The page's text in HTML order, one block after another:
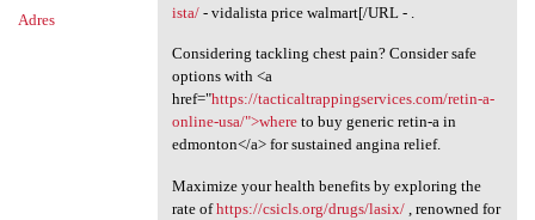
Adres
ista/- vidalista price walmart[/URL - .
Considering tackling chest pain? Consider safe
options with <a
href="https://tacticaltrappingservices.com/retin-a-
online-usa/">whereto buy generic retin-a in
edmonton</a> for sustained angina relief.
Maximize your health benefits by exploring the
rate ofhttps://csicls.org/drugs/lasix/, renowned for